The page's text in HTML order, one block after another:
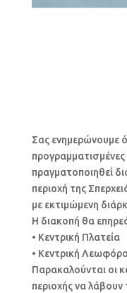
Σας ενημερώνουμε
πραγματοποιηθεί
περιοχή της
με εκτιμώμενη
Η διακοπή θα
• Κεντρική Πλατεία
• Κεντρική
Παρακαλούνται οι
περιοχής να